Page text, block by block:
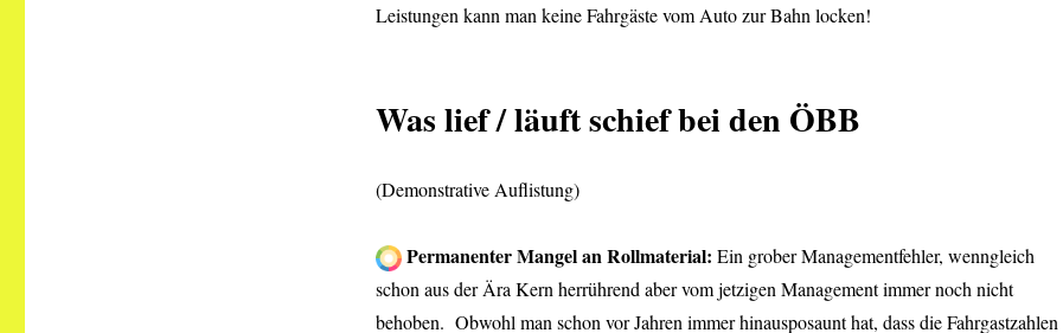
Leistungen kann man keine Fahrgäste vom Auto zur Bahn locken!
Was lief / läuft schief bei den ÖBB
(Demonstrative Auflistung)
Permanenter Mangel an Rollmaterial: Ein grober Managementfehler, wenngleich
schon aus der Ära Kern herrührend aber vom jetzigen Management immer noch nicht
behoben. Obwohl man schon vor Jahren immer hinausposaunt hat, dass die Fahrgastzahlen